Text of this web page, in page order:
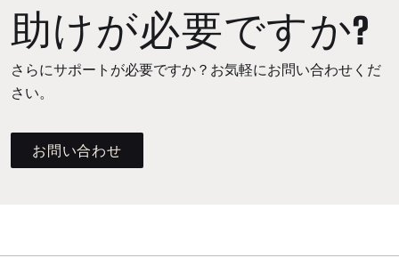
助けが必要ですか?
さらにサポートが必要ですか？お気軽にお問い合わせくだ
さい。
お問い合わせ